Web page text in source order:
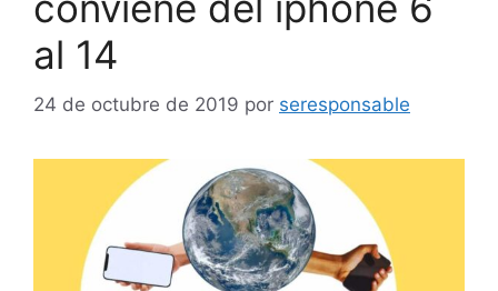
al 14
24 de octubre de 2019 por seresponsable